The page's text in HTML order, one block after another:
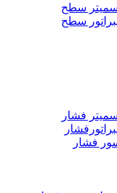
سطح
سطح
فشار
فشار